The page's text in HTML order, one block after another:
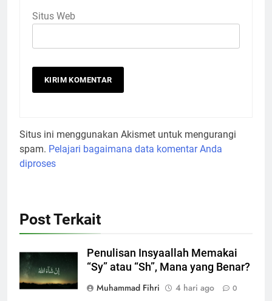
Situs Web
Situs ini menggunakan Akismet untuk mengurangi
spam. Pelajari bagaimana data komentar Anda
diproses
Post Terkait
Penulisan Insyaallah Memakai
“Sy” atau “Sh”, Mana yang Benar?
Muhammad Fihri
4 hari ago 0